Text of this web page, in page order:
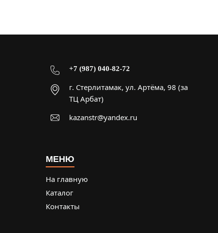
+7 (987) 040-82-72
г. Стерлитамак, ул. Артёма, 98 (за
ТЦ Арбат)
kazanstr@yandex.ru
МЕНЮ
На главную
Каталог
Контакты